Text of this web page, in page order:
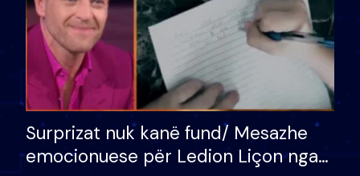
Surprizat nuk kanë fund/ Mesazhe
emocionuese për Ledion Liçon nga